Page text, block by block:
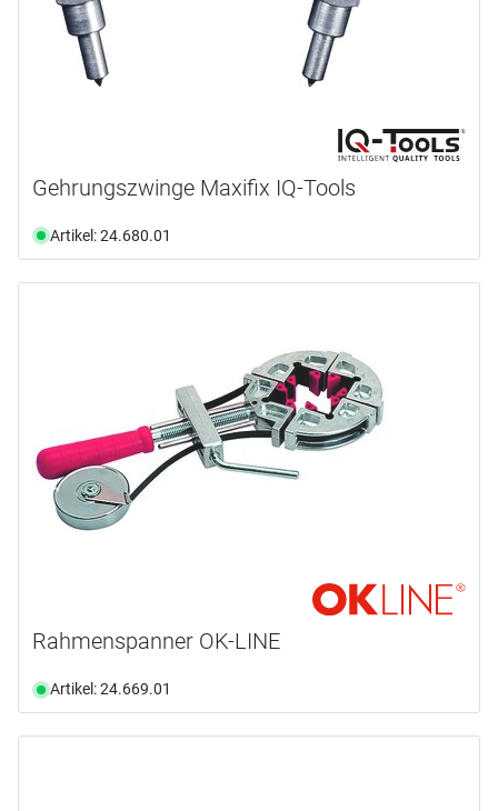
Gehrungszwinge Maxifix IQ-Tools
Artikel: 24.680.01
Rahmenspanner OK-LINE
Artikel: 24.669.01